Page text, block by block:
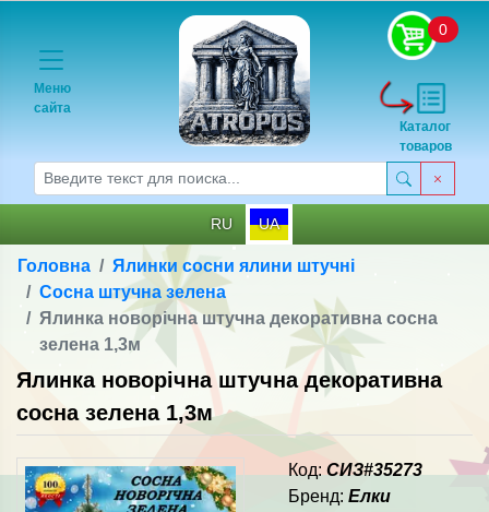
Меню
сайта
0
Каталог
товаров
RU UA
Головна
Ялинки сосни ялини штучні
Сосна штучна зелена
Ялинка новорічна штучна декоративна сосна
зелена 1,3м
Ялинка новорічна штучна декоративна
сосна зелена 1,3м
Код: СИЗ#35273
Бренд: Елки